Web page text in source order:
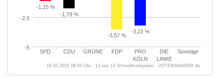
-1,15 %
-1,79 %
-3,57 %
-3,22 %
SPD CDU GRÜNE FDP
PRO
KÖLN
DIE
LINKE
Sonstige
-5
-2,5
19.05.2015 08:05 Uhr - 13 von 13 Schnellmeldungen - VOTEMANAGER.de